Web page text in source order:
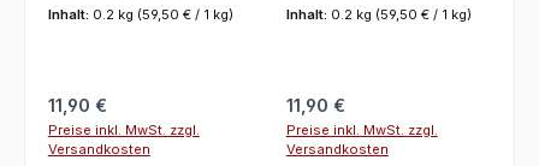
Inhalt: 0.2 kg (59,50 € / 1 kg)
Regulärer Preis:
11,90 €
Preise inkl. MwSt. zzgl.
Versandkosten
Inhalt: 0.2 kg (59,50 € / 1 kg)
Regulärer Preis:
11,90 €
Preise inkl. MwSt. zzgl.
Versandkosten